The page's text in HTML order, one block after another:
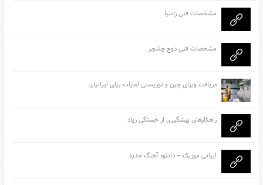
مشخصات فنی زانتیا
مشخصات فنی دوج چلنجر
دریافت ویزای چین و توریستی امارات برای ایرانیان
راهکارهای پیشگیری از خستگی زیاد
ایرانی موزیک – دانلود آهنگ جدید